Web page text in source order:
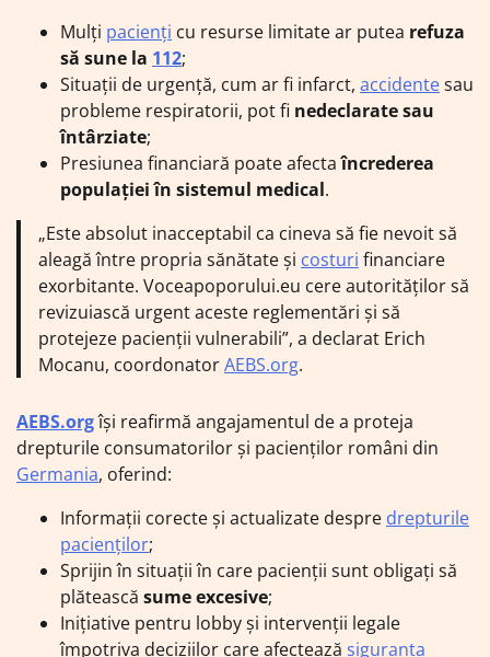
Mulți pacienți cu resurse limitate ar putea refuza
să sune la 112;
Situații de urgență, cum ar fi infarct, accidentesau
probleme respiratorii, pot fi nedeclarate sau
întârziate;
Presiunea financiară poate afectaîncrederea
populației în sistemul medical.
„Este absolut inacceptabil ca cineva să fie nevoit să
aleagă între propria sănătate și costuri financiare
exorbitante. Voceapoporului.eu cere autorităților să
revizuiască urgent aceste reglementări și să
protejeze pacienții vulnerabili”, a declarat Erich
Mocanu, coordonatorAEBS.org.
AEBS.orgîși reafirmă angajamentul de a proteja
drepturile consumatorilor și pacienților români din
Germania, oferind:
Informații corecte și actualizate despre drepturile
pacienților;
Sprijin în situații în care pacienții sunt obligați să
plătească sume excesive;
Inițiative pentru lobby și intervenții legale
împotriva deciziilor care afectează siguranța